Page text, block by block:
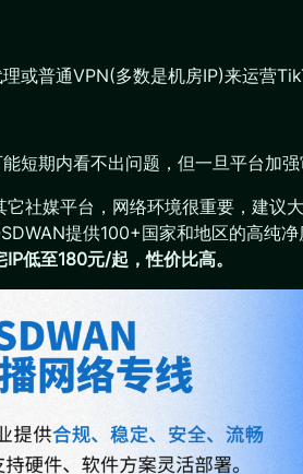
或普通VPN(多数是机房IP)来运营
短期内看不出问题，但一旦平台加
社媒平台，网络环境很重要，建议
提供100+国家和地区的高纯
低至180元/起，性价比高。